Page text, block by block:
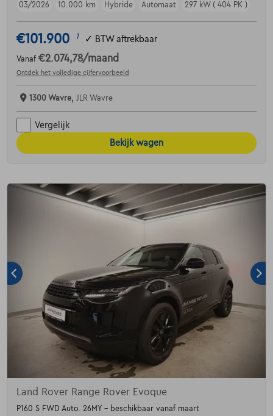
03/2026
10.000 km Hybride Automaat 297 kW ( 404 PK )
€101.900 1 ✓ BTW aftrekbaar
Vanaf €2.074,78/maand
Ontdek het volledige cijfervoorbeeld
1300 Wavre, JLR Wavre
Vergelijk
Bekijk wagen
Land Rover Range Rover Evoque
P160 S FWD Auto. 26MY - beschikbaar vanaf maart